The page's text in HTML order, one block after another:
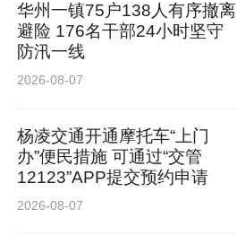
华州一镇75户138人有序撤离
避险 176名干部24小时坚守
防汛一线
2026-08-07
杨凌交通开通摩托车“上门
办”便民措施 可通过“交管
12123”APP提交预约申请
2026-08-07